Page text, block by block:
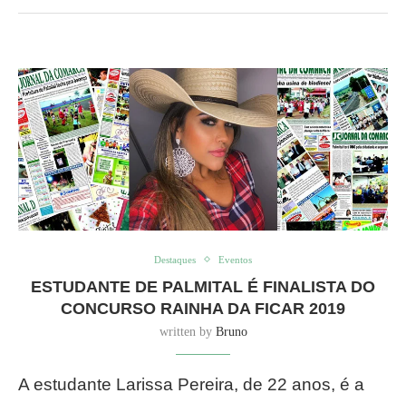
Destaques Eventos
ESTUDANTE DE PALMITAL É FINALISTA DO
CONCURSO RAINHA DA FICAR 2019
written by Bruno
A estudante Larissa Pereira, de 22 anos, é a